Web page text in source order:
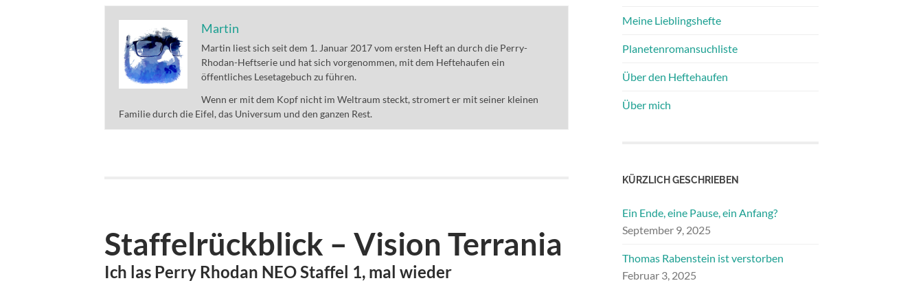
Martin
Martin liest sich seit dem 1. Januar 2017 vom ersten Heft an durch die Perry-
Rhodan-Heftserie und hat sich vorgenommen, mit dem Heftehaufen ein
öffentliches Lesetagebuch zu führen.
Wenn er mit dem Kopf nicht im Weltraum steckt, stromert er mit seiner kleinen
Familie durch die Eifel, das Universum und den ganzen Rest.
Staffelrückblick – Vision Terrania
Ich las Perry Rhodan NEO Staffel 1, mal wieder
Meine Lieblingshefte
Planetenromansuchliste
Über den Heftehaufen
Über mich
KÜRZLICH GESCHRIEBEN
Ein Ende, eine Pause, ein Anfang?
September 9, 2025
Thomas Rabenstein ist verstorben
Februar 3, 2025